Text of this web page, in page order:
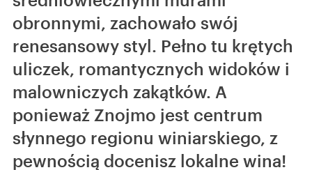
obronnymi, zachowało swój
renesansowy styl. Pełno tu krętych
uliczek, romantycznych widoków i
malowniczych zakątków. A
ponieważ Znojmo jest centrum
słynnego regionu winiarskiego, z
pewnością docenisz lokalne wina!